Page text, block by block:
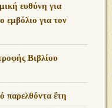
ευθύνη για
εμβόλιο για τον
Βιβλίου
παρελθόντα ἔτη